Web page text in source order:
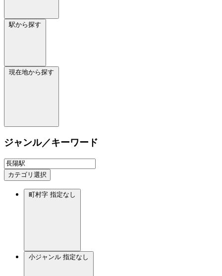
駅から探す
現在地から探す
ジャンル／キーワード
カテゴリ選択
町村字 指定なし
小ジャンル 指定なし